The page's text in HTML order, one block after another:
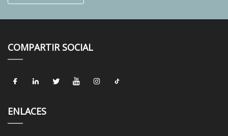
COMPARTIR SOCIAL
ENLACES